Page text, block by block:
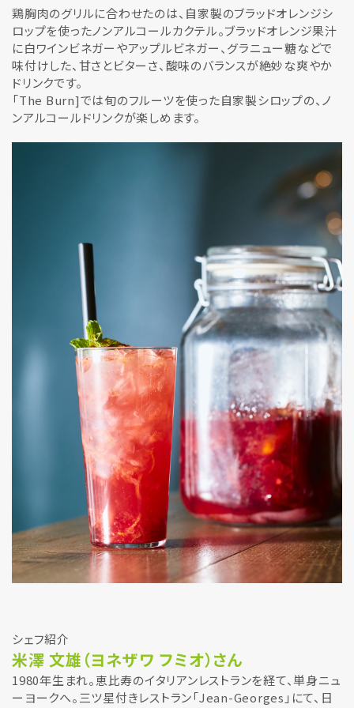
鶏胸肉のグリルに合わせたのは、自家製のブラッドオレンジシ
ロップを使ったノンアルコールカクテル。ブラッドオレンジ果汁
に白ワインビネガーやアップルビネガー、グラニュー糖などで
味付けした、甘さとビターさ、酸味のバランスが絶妙な爽やか
ドリンクです。
「The Burn]では旬のフルーツを使った自家製シロップの、ノ
ンアルコールドリンクが楽しめます。
シェフ紹介
米澤 文雄（ヨネザワ フミオ）さん
1980年生まれ。恵比寿のイタリアンレストランを経て、単身ニュ
ーヨークへ。三ツ星付きレストラン「Jean-Georges」にて、日